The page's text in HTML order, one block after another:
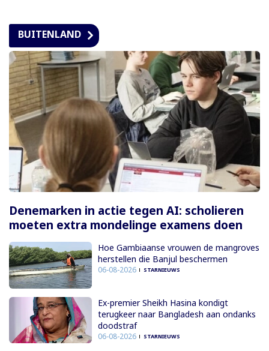
BUITENLAND
Denemarken in actie tegen AI: scholieren
moeten extra mondelinge examens doen
Hoe Gambiaanse vrouwen de mangroves
herstellen die Banjul beschermen
06-08-2026 STARNIEUWS
Ex-premier Sheikh Hasina kondigt
terugkeer naar Bangladesh aan ondanks
doodstraf
06-08-2026 STARNIEUWS